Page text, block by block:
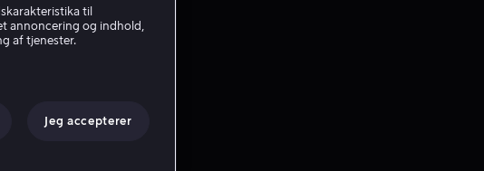
til
annoncering og indhold,
af tjenester.
Jeg accepterer